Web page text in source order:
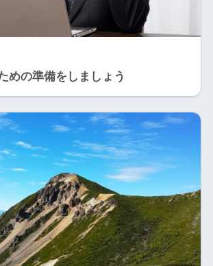
めの準備をしましょう